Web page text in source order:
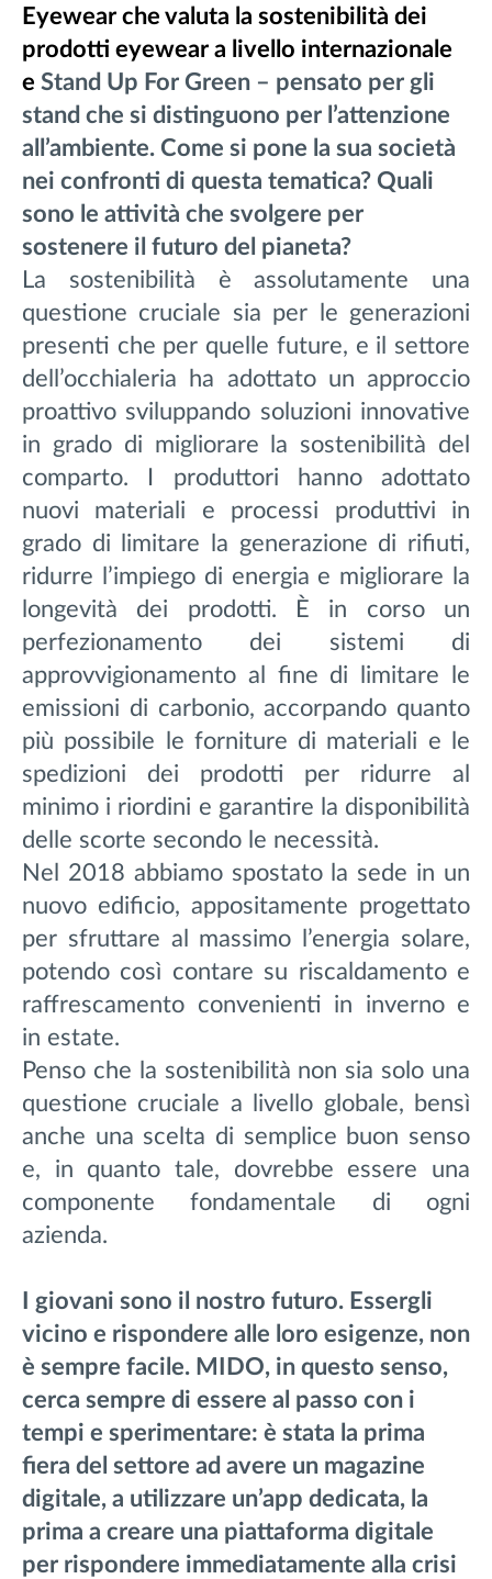
Eyewear che valuta la sostenibilità dei
prodotti eyewear a livello internazionale
e Stand Up For Green – pensato per gli
stand che si distinguono per l’attenzione
all’ambiente. Come si pone la sua società
nei confronti di questa tematica? Quali
sono le attività che svolgere per
sostenere il futuro del pianeta?
La sostenibilità è assolutamente una
questione cruciale sia per le generazioni
presenti che per quelle future, e il settore
dell’occhialeria ha adottato un approccio
proattivo sviluppando soluzioni innovative
in grado di migliorare la sostenibilità del
comparto. I produttori hanno adottato
nuovi materiali e processi produttivi in
grado di limitare la generazione di rifiuti,
ridurre l’impiego di energia e migliorare la
longevità dei prodotti. È in corso un
perfezionamento dei sistemi di
approvvigionamento al fine di limitare le
emissioni di carbonio, accorpando quanto
più possibile le forniture di materiali e le
spedizioni dei prodotti per ridurre al
minimo i riordini e garantire la disponibilità
delle scorte secondo le necessità.
Nel 2018 abbiamo spostato la sede in un
nuovo edificio, appositamente progettato
per sfruttare al massimo l’energia solare,
potendo così contare su riscaldamento e
raffrescamento convenienti in inverno e
in estate.
Penso che la sostenibilità non sia solo una
questione cruciale a livello globale, bensì
anche una scelta di semplice buon senso
e, in quanto tale, dovrebbe essere una
componente fondamentale di ogni
azienda.
I giovani sono il nostro futuro. Essergli
vicino e rispondere alle loro esigenze, non
è sempre facile. MIDO, in questo senso,
cerca sempre di essere al passo con i
tempi e sperimentare: è stata la prima
fiera del settore ad avere un magazine
digitale, a utilizzare un’app dedicata, la
prima a creare una piattaforma digitale
per rispondere immediatamente alla crisi